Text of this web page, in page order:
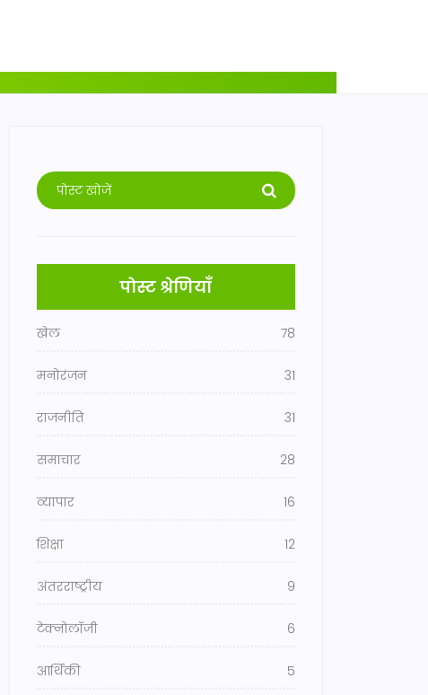
पोस्ट श्रेणियाँ
खेल 78
मनोरंजन 31
राजनीति 31
समाचार 28
व्यापार 16
शिक्षा 12
अंतरराष्ट्रीय 9
टेक्नोलॉजी 6
आर्थिकी 5